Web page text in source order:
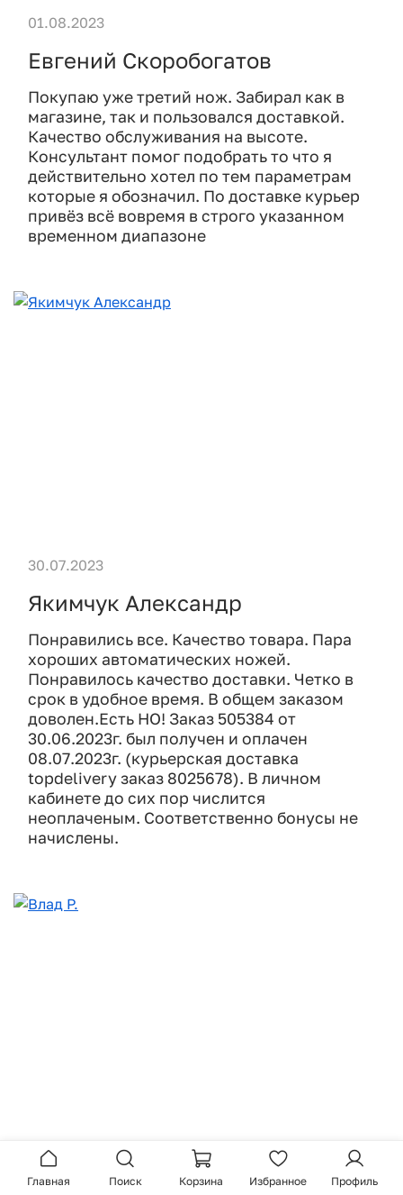
Евгений Скоробогатов
Покупаю уже третий нож. Забирал как в
магазине, так и пользовался доставкой.
Качество обслуживания на высоте.
Консультант помог подобрать то что я
действительно хотел по тем параметрам
которые я обозначил. По доставке курьер
привёз всё вовремя в строго указанном
временном диапазоне
01.08.2023
Якимчук Александр
Понравились все. Качество товара. Пара
хороших автоматических ножей.
Понравилось качество доставки. Четко в
срок в удобное время. В общем заказом
доволен.Есть НО! Заказ 505384 от
30.06.2023г. был получен и оплачен
08.07.2023г. (курьерская доставка
topdelivery заказ 8025678). В личном
кабинете до сих пор числится
неоплаченым. Соответственно бонусы не
начислены.
30.07.2023
26.07.2023
Главная Поиск Корзина Избранное Профиль